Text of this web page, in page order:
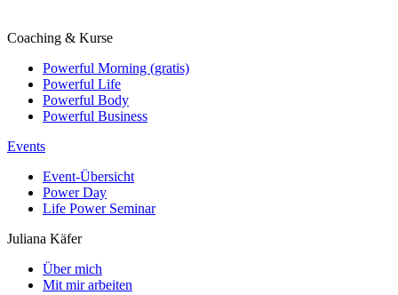
Coaching & Kurse
Powerful Morning (gratis)
Powerful Life
Powerful Body
Powerful Business
Events
Event-Übersicht
Power Day
Life Power Seminar
Juliana Käfer
Über mich
Mit mir arbeiten